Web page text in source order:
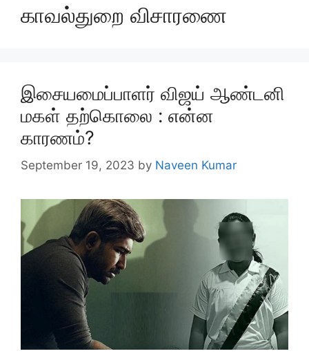
காவல்துறை விசாரணை
இசையமைப்பாளர் விஜய் ஆண்டனி
மகள் தற்கொலை : என்ன
காரணம்?
September 19, 2023 by Naveen Kumar